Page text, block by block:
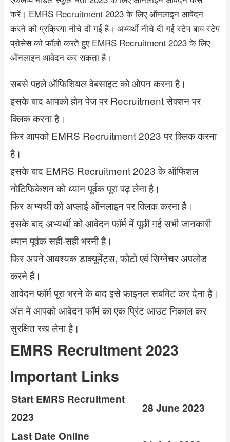
करें। EMRS Recruitment 2023 के लिए ऑनलाइन आवेदन
करने की प्रक्रिया नीचे दी गई है। अभ्यर्थी नीचे दी गई स्टेप बाय स्टेप
प्रोसेस को फॉलो करते हुए EMRS Recruitment 2023 के लिए
ऑनलाइन आवेदन कर सकता है।
सबसे पहले ऑफिशियल वेबसाइट को ओपन करना है।
इसके बाद आपको होम पेज पर Recruitment सेक्शन पर
क्लिक करना है।
फिर आपको EMRS Recruitment 2023 पर क्लिक करना
है।
इसके बाद EMRS Recruitment 2023 के ऑफिशल
नोटिफिकेशन को ध्यान पूर्वक पूरा पढ़ लेना है।
फिर अभ्यर्थी को अप्लाई ऑनलाइन पर क्लिक करना है।
इसके बाद अभ्यर्थी को आवेदन फॉर्म में पूछी गई सभी जानकारी
ध्यान पूर्वक सही-सही भरनी है।
फिर अपने आवश्यक डाक्यूमेंट्स, फोटो एवं सिग्नेचर अपलोड
करने हैं।
आवेदन फॉर्म पूरा भरने के बाद इसे फाइनल सबमिट कर देना है।
अंत में आपको आवेदन फॉर्म का एक प्रिंट आउट निकाल कर
सुरक्षित रख लेना है।
EMRS Recruitment 2023
Important Links
Start EMRS Recruitment
2023
28 June 2023
Last Date Online